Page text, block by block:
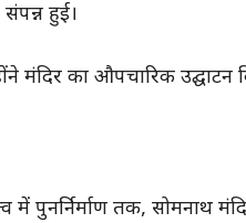
हुई।
मंदिर का औपचारिक उद्घाटन
तक, सोमनाथ